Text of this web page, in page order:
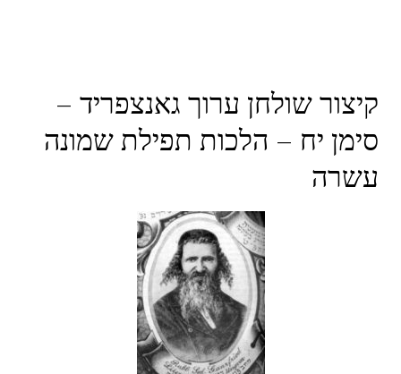
קיצור שולחן ערוך גאנצפריד –
סימן יח – הלכות תפילת שמונה
עשרה